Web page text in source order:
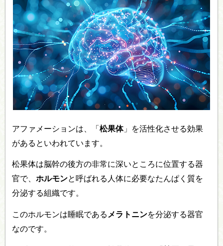
アファメーションは、「松果体」を活性化させる効果
があるといわれています。
松果体は脳幹の後方の非常に深いところに位置する器
官で、ホルモンと呼ばれる人体に必要なたんぱく質を
分泌する組織です。
このホルモンは睡眠である メラトニンを分泌する器官
なのです。